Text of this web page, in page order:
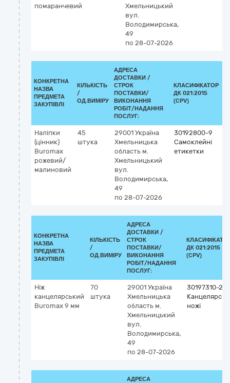
помаранчевий
Хмельницький
вул.
Володимирська,
49
по 28-07-2026
КОНКРЕТНА
НАЗВА
ПРЕДМЕТА
ЗАКУПІВЛІ
КІЛЬКІСТЬ
/
ОД.ВИМІРУ
АДРЕСА
ДОСТАВКИ /
СТРОК
ПОСТАВКИ/
ВИКОНАННЯ
РОБІТ/НАДАННЯ
ПОСЛУГ:
КЛАСИФІКАТОР
ДК 021:2015
(CPV)
Наліпки
(цінник)
Buromax
рожевий/
малиновий
45
штука
29001 Україна
Хмельницька
область м.
Хмельницький
вул.
Володимирська,
49
по 28-07-2026
30192800-9
Самоклейні
етикетки
КОНКРЕТНА
НАЗВА
ПРЕДМЕТА
ЗАКУПІВЛІ
КІЛЬКІСТЬ
/
ОД.ВИМІРУ
АДРЕСА
ДОСТАВКИ /
СТРОК
ПОСТАВКИ/
ВИКОНАННЯ
РОБІТ/НАДАННЯ
ПОСЛУГ:
ДК 021:2015
(CPV)
Ніж
канцелярський
Buromax 9 мм
70
штука
29001 Україна
Хмельницька
область м.
Хмельницький
вул.
Володимирська,
49
по 28-07-2026
30197310-2
Канцелярські
ножі
АДРЕСА